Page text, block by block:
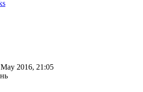
2016, 21:05